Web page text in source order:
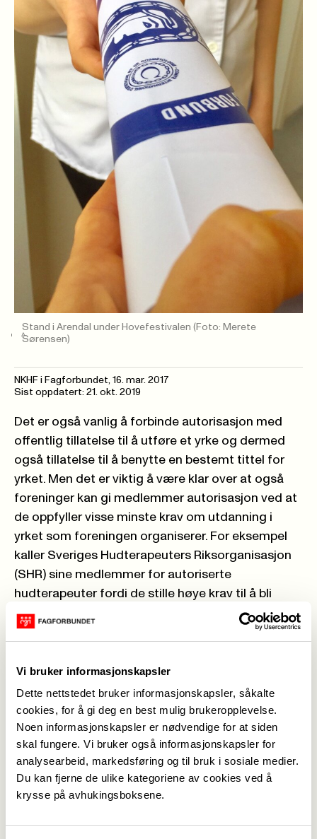
Vi bruker informasjonskapsler
Dette nettstedet bruker informasjonskapsler, såkalte
cookies, for å gi deg en best mulig brukeropplevelse.
Noen informasjonskapsler er nødvendige for at siden
skal fungere. Vi bruker også informasjonskapsler for
analysearbeid, markedsføring og til bruk i sosiale medier.
Du kan fjerne de ulike kategoriene av cookies ved å
krysse på avhukingsboksene.
Stand i Arendal under Hovefestivalen (Foto: Merete
Sørensen)
NKHF i Fagforbundet, 16. mar. 2017
Sist oppdatert: 21. okt. 2019
Det er også vanlig å forbinde autorisasjon med
offentlig tillatelse til å utføre et yrke og dermed
også tillatelse til å benytte en bestemt tittel for
yrket. Men det er viktig å være klar over at også
foreninger kan gi medlemmer autorisasjon ved at
de oppfyller visse minste krav om utdanning i
yrket som foreningen organiserer. For eksempel
kaller Sveriges Hudterapeuters Riksorganisasjon
(SHR) sine medlemmer for autoriserte
hudterapeuter fordi de stille høye krav til å bli
medlem i SHR. Et annet eksempel er at i Norge
stilles det ingen krav til å jobbe med fotpleie. Alle
som har tatt og bestått fotterapiutdanning kan
benytte den beskyttede tittelen fotterapeut.
NKHF i Fagforbundet har på bakgrunn av det som
er beskrevet over valgt å innføre et skille mellom
yrkestitlene hudpleier og hudterapeut. Det er kun
de medlemmene som oppfyller NKHFs krav til
utdanning som får tillatelse til å benytte NKHFs
håndverkssymbol for godkjent hudterapeut i
Norge som har eksistert siden 1935. Dette er